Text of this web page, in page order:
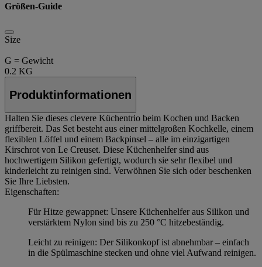
Größen-Guide
Size
G = Gewicht
0.2 KG
Produktinformationen
Halten Sie dieses clevere Küchentrio beim Kochen und Backen
griffbereit. Das Set besteht aus einer mittelgroßen Kochkelle, einem
flexiblen Löffel und einem Backpinsel – alle im einzigartigen
Kirschrot von Le Creuset. Diese Küchenhelfer sind aus
hochwertigem Silikon gefertigt, wodurch sie sehr flexibel und
kinderleicht zu reinigen sind. Verwöhnen Sie sich oder beschenken
Sie Ihre Liebsten.
Eigenschaften:
Für Hitze gewappnet: Unsere Küchenhelfer aus Silikon und
verstärktem Nylon sind bis zu 250 °C hitzebeständig.
Leicht zu reinigen: Der Silikonkopf ist abnehmbar – einfach
in die Spülmaschine stecken und ohne viel Aufwand reinigen.